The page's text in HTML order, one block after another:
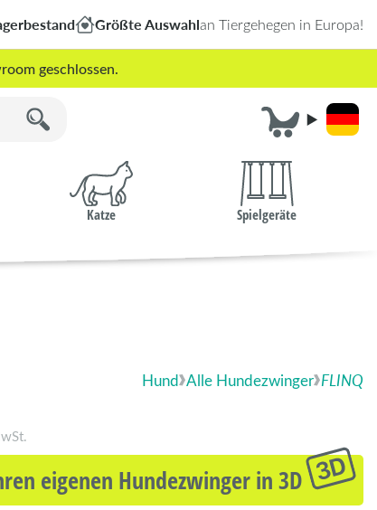
Größte Auswahlan Tiergehegen in Europa!
geschlossen.
Katze Spielgeräte
Hund Alle Hundezwinger FLINQ
eigenen Hundezwinger in 3D